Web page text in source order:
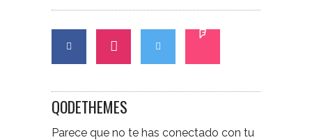
QODETHEMES
Parece que no te has conectado con tu